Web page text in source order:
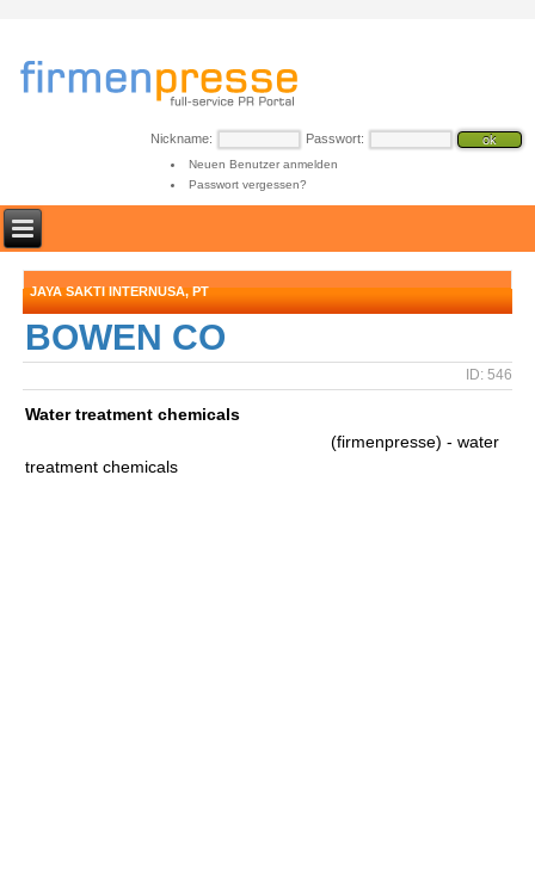
Nickname: Passwort:
Neuen Benutzer anmelden
Passwort vergessen?
JAYA SAKTI INTERNUSA, PT
BOWEN CO
ID: 546
Water treatment chemicals
(firmenpresse) - water
treatment chemicals